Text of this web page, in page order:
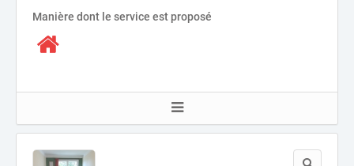
Manière dont le service est proposé